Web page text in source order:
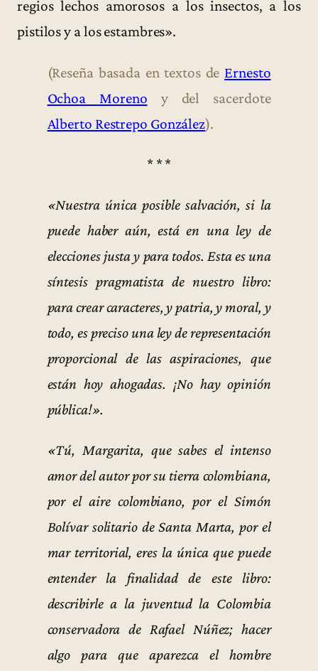
regios lechos amorosos a los insectos, a los
pistilos y a los estambres».
(Reseña basada en textos de Ernesto
Ochoa Moreno y del sacerdote
Alberto Restrepo González).
* * *
«Nuestra única posible salvación, si la
puede haber aún, está en una ley de
elecciones justa y para todos. Esta es una
síntesis pragmatista de nuestro libro:
para crear caracteres, y patria, y moral, y
todo, es preciso una ley de representación
proporcional de las aspiraciones, que
están hoy ahogadas. ¡No hay opinión
pública!».
«Tú, Margarita, que sabes el intenso
amor del autor por su tierra colombiana,
por el aire colombiano, por el Simón
Bolívar solitario de Santa Marta, por el
mar territorial, eres la única que puede
entender la finalidad de este libro:
describirle a la juventud la Colombia
conservadora de Rafael Núñez; hacer
algo para que aparezca el hombre